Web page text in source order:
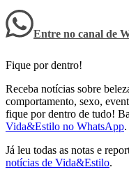
Entre no canal de
Fique por dentro!
Receba notícias sobre
comportamento, sexo,
fique por dentro de tudo!
Vida&Estilo no WhatsApp.
Já leu todas as notas e
notícias de Vida&Estilo.